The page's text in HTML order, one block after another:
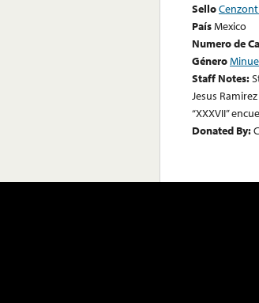
Sello
PaísMexico
Numero de
Género
Staff Notes:
Jesus
“XXXVII”
Donated By: